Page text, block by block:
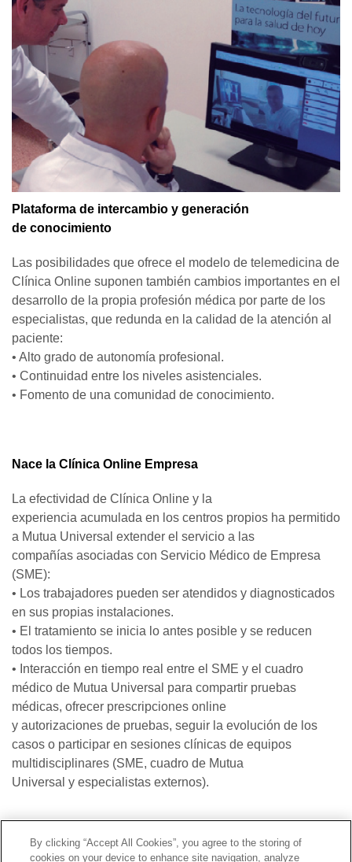
Plataforma de intercambio y generación
de conocimiento
Las posibilidades que ofrece el modelo de telemedicina de
Clínica Online suponen también cambios importantes en el
desarrollo de la propia profesión médica por parte de los
especialistas, que redunda en la calidad de la atención al
paciente:
• Alto grado de autonomía profesional.
• Continuidad entre los niveles asistenciales.
• Fomento de una comunidad de conocimiento.
Nace la Clínica Online Empresa
La efectividad de Clínica Online y la
experiencia acumulada en los centros propios ha permitido
a Mutua Universal extender el servicio a las
compañías asociadas con Servicio Médico de Empresa
(SME):
• Los trabajadores pueden ser atendidos y diagnosticados
en sus propias instalaciones.
• El tratamiento se inicia lo antes posible y se reducen
todos los tiempos.
• Interacción en tiempo real entre el SME y el cuadro
médico de Mutua Universal para compartir pruebas
médicas, ofrecer prescripciones online
y autorizaciones de pruebas, seguir la evolución de los
casos o participar en sesiones clínicas de equipos
multidisciplinares (SME, cuadro de Mutua
Universal y especialistas externos).
Línea Universal 900 203 203|Zona Privada Comisión de
By clicking “Accept All Cookies”, you agree to the storing of
cookies on your device to enhance site navigation, analyze